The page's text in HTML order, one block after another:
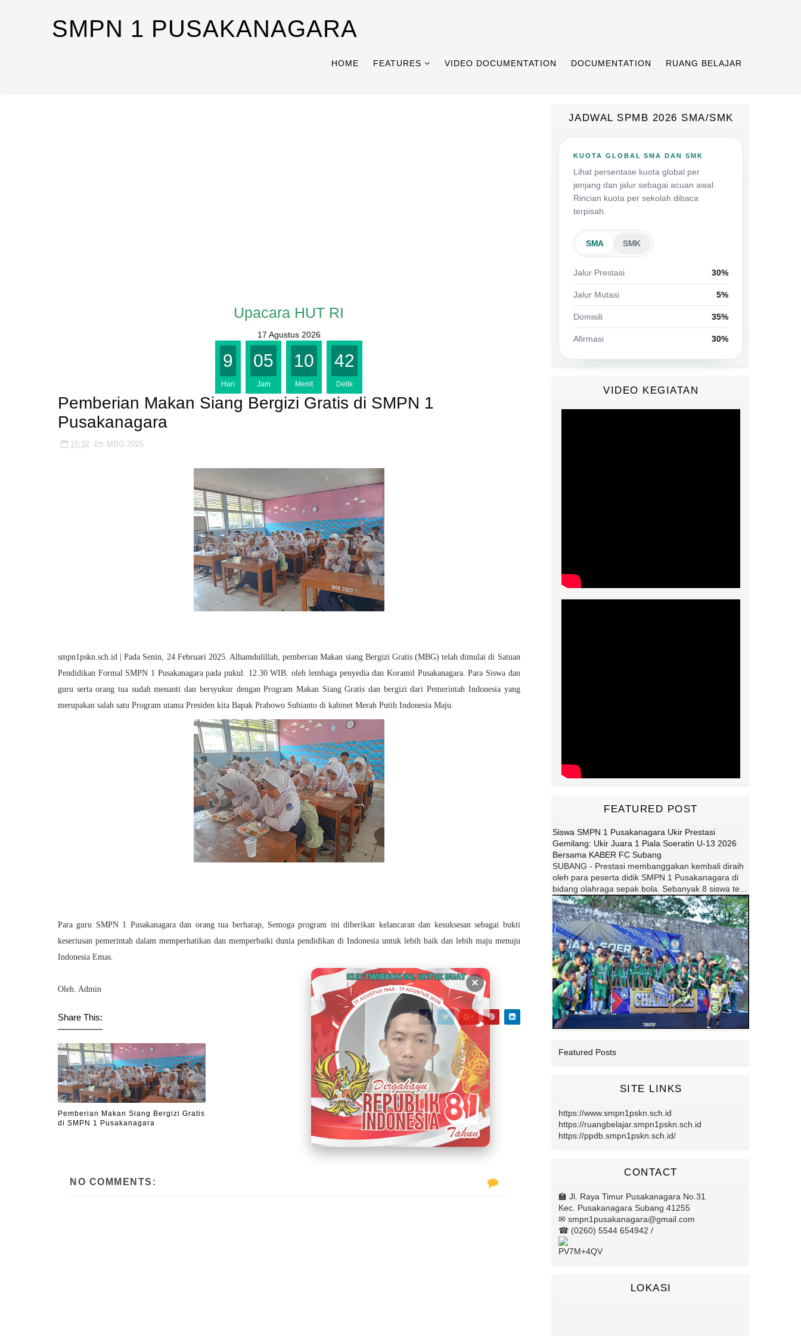
SMPN 1 PUSAKANAGARA
HOME FEATURES VIDEO DOCUMENTATION DOCUMENTATION RUANG BELAJAR
×
Upacara HUT RI
17 Agustus 2026
9
Hari
05
Jam
10
Menit
41
Detik
Pemberian Makan Siang Bergizi Gratis di SMPN 1
Pusakanagara
15:32 MBG 2025
smpn1pskn.sch.id | Pada Senin, 24 Februari 2025. Alhamdulillah, pemberian Makan siang Bergizi Gratis (MBG) telah dimulai di Satuan
Pendidikan Formal SMPN 1 Pusakanagara pada pukul. 12.30 WIB. oleh lembaga penyedia dan Koramil Pusakanagara. Para Siswa dan
guru serta orang tua sudah menanti dan bersyukur dengan Program Makan Siang Gratis dan bergizi dari Pemerintah Indonesia yang
merupakan salah satu Program utama Presiden kita Bapak Prabowo Subianto di kabinet Merah Putih Indonesia Maju.
Para guru SMPN 1 Pusakanagara dan orang tua berharap, Semoga program ini diberikan kelancaran dan kesuksesan sebagai bukti
keseriusan pemerintah dalam memperhatikan dan memperbaiki dunia pendidikan di Indonesia untuk lebih baik dan lebih maju menuju
Indonesia Emas.
Oleh. Admin
Share This:
Pemberian Makan Siang Bergizi Gratis
di SMPN 1 Pusakanagara
NO COMMENTS:
JADWAL SPMB 2026 SMA/SMK
KUOTA GLOBAL SMA DAN SMK
Lihat persentase kuota global per
jenjang dan jalur sebagai acuan awal.
Rincian kuota per sekolah dibaca
terpisah.
SMA SMK
Jalur Prestasi 30%
Jalur Mutasi 5%
Domisili 35%
Afirmasi 30%
VIDEO KEGIATAN
FEATURED POST
Siswa SMPN 1 Pusakanagara Ukir Prestasi
Gemilang: Ukir Juara 1 Piala Soeratin U-13 2026
Bersama KABER FC Subang
SUBANG - Prestasi membanggakan kembali diraih
oleh para peserta didik SMPN 1 Pusakanagara di
bidang olahraga sepak bola. Sebanyak 8 siswa te...
Featured Posts
SITE LINKS
https://www.smpn1pskn.sch.id
https://ruangbelajar.smpn1pskn.sch.id
https://ppdb.smpn1pskn.sch.id/
CONTACT
🏫 Jl. Raya Timur Pusakanagara No.31
Kec. Pusakanagara Subang 41255
✉ smpn1pusakanagara@gmail.com
☎ (0260) 5544 654942 /
PV7M+4QV
LOKASI